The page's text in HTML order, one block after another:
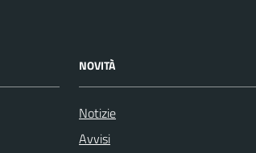
NOVITÀ
Notizie
Avvisi